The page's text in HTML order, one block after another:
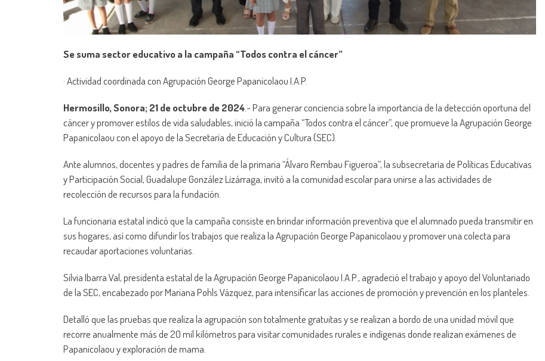
Se suma sector educativo a la campaña “Todos contra el cáncer”
· Actividad coordinada con Agrupación George Papanicolaou I.A.P.
Hermosillo, Sonora; 21 de octubre de 2024.- Para generar conciencia sobre la importancia de la detección oportuna del
cáncer y promover estilos de vida saludables, inició la campaña “Todos contra el cáncer”, que promueve la Agrupación George
Papanicolaou con el apoyo de la Secretaría de Educación y Cultura (SEC).
Ante alumnos, docentes y padres de familia de la primaria “Álvaro Rembau Figueroa”, la subsecretaría de Políticas Educativas
y Participación Social, Guadalupe González Lizárraga, invitó a la comunidad escolar para unirse a las actividades de
recolección de recursos para la fundación.
La funcionaria estatal indicó que la campaña consiste en brindar información preventiva que el alumnado pueda transmitir en
sus hogares, así como difundir los trabajos que realiza la Agrupación George Papanicolaou y promover una colecta para
recaudar aportaciones voluntarias.
Silvia Ibarra Val, presidenta estatal de la Agrupación George Papanicolaou I.A.P., agradeció el trabajo y apoyo del Voluntariado
de la SEC, encabezado por Mariana Pohls Vázquez, para intensificar las acciones de promoción y prevención en los planteles.
Detalló que las pruebas que realiza la agrupación son totalmente gratuitas y se realizan a bordo de una unidad móvil que
recorre anualmente más de 20 mil kilómetros para visitar comunidades rurales e indígenas donde realizan exámenes de
Papanicolaou y exploración de mama.